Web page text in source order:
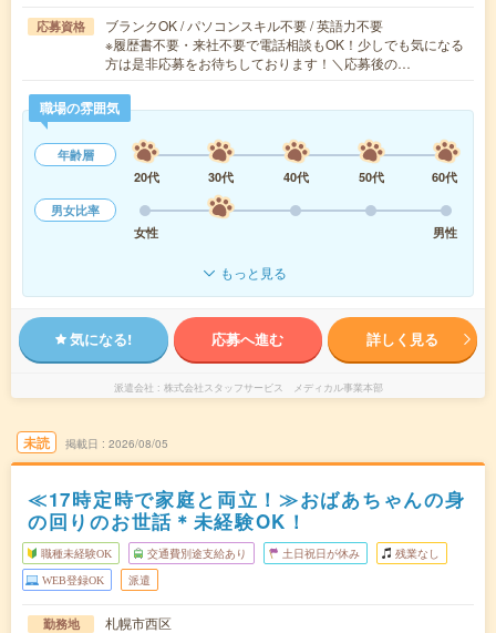
応募資格
ブランクOK / パソコンスキル不要 / 英語力不要
※履歴書不要・来社不要で電話相談もOK！少しでも気になる
方は是非応募をお待ちしております！＼応募後の…
職場の雰囲気
年齢層
20代
30代 40代 50代
60代
男女比率
女性
男性
もっと見る
気になる! 応募へ進む 詳しく見る
派遣会社 株式会社スタッフサービス メディカル事業本部
未読 掲載日 2026/08/05
≪17時定時で家庭と両立！≫おばあちゃんの身
の回りのお世話＊未経験OK！
職種未経験OK 交通費別途支給あり 土日祝日が休み 残業なし
WEB登録OK 派遣
勤務地
札幌市西区